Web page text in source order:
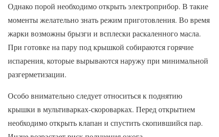
Однако порой необходимо открыть электроприбор. В такие
моменты желательно знать режим приготовления. Во время
жарки возможны брызги и всплески раскаленного масла.
При готовке на пару под крышкой собираются горячие
испарения, которые вырываются наружу при минимальной
разгерметизации.
Особо внимательно следует относиться к поднятию
крышки в мультиварках-скороварках. Перед открытием
необходимо открыть клапан и спустить скопившийся пар.